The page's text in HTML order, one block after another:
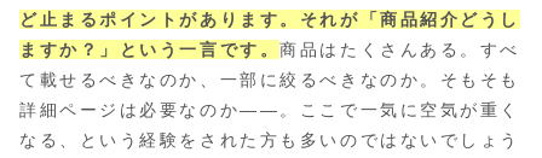
ど止まるポイントがあります。それが「商品紹介どうし
ますか？」という一言です。商品はたくさんある。すべ
て載せるべきなのか、一部に絞るべきなのか。そもそも
詳細ページは必要なのか——。ここで一気に空気が重く
なる、という経験をされた方も多いのではないでしょう